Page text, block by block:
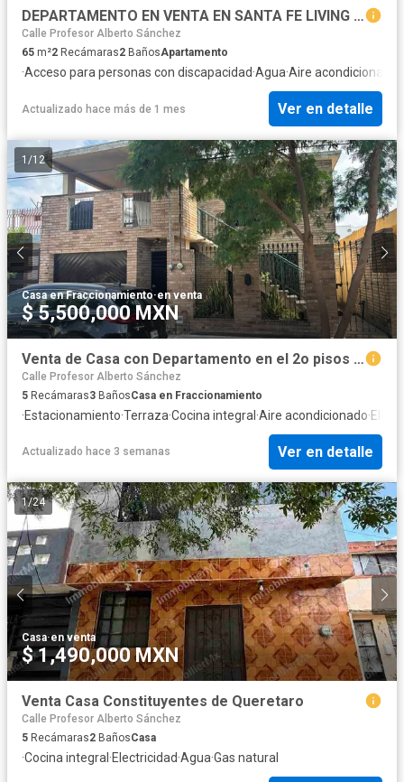
DEPARTAMENTO EN VENTA EN SANTA FE LIVING SAN NICOLAS - APODACA
Calle Profesor Alberto Sánchez
65 m²2 Recámaras2 BañosApartamento
·Acceso para personas con discapacidad·Agua·Aire acondicionado
Actualizado hace más de 1 mes Ver en detalle
1 /12
Casa en Fraccionamiento·en venta
$ 5,500,000 MXN
Venta de Casa con Departamento en el 2o pisos Fraccionamiento. Santa Fe Mty NL
Calle Profesor Alberto Sánchez
5 Recámaras3 BañosCasa en Fraccionamiento
·Estacionamiento·Terraza·Cocina integral·Aire acondicionado·
Actualizado hace 3 semanas Ver en detalle
1/24
Casa·en venta
$ 1,490,000 MXN
Venta Casa Constituyentes de Queretaro
Calle Profesor Alberto Sánchez
5 Recámaras2 BañosCasa
·Cocina integral ·Electricidad·Agua·Gas natural